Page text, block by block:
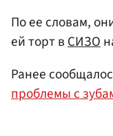
По ее словам,
ей торт в СИЗО
Ранее
проблемы с